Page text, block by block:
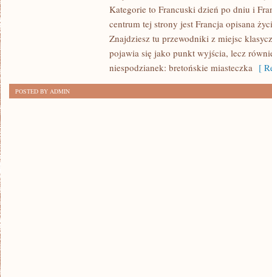
FRANCUSKIEGO
Kategorie to Francuski dzień po dniu i
centrum tej strony jest Francja opisana
Znajdziesz tu przewodniki z miejsc
pojawia się jako punkt wyjścia, lecz
niespodzianek: bretońskie miasteczka [
POSTED BY ADMIN